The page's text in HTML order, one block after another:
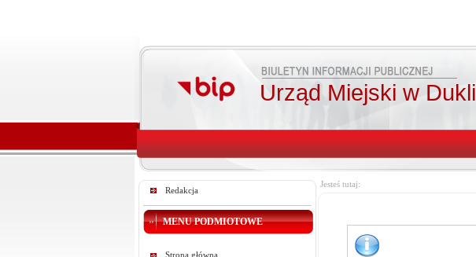
Urząd Miejski w Dukli
Redakcja
MENU PODMIOTOWE
Strona główna
Jesteś tutaj: